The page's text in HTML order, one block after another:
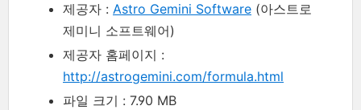
제공자 : Astro Gemini Software (아스트로
제미니 소프트웨어)
제공자 홈페이지 :
http://astrogemini.com/formula.html
파일 크기 : 7.90 MB